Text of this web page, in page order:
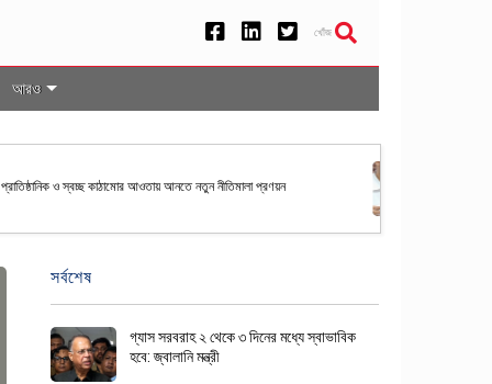
খোঁজ
আরও
৫০ দেশের নাগরিকদের জন্য যুক্তরাষ্ট্রে ভিসা বন্ড ব্যবস্থা স্থায়ী
সর্বশেষ
গ্যাস সরবরাহ ২ থেকে ৩ দিনের মধ্যে স্বাভাবিক
হবে: জ্বালানি মন্ত্রী